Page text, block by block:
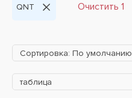
QNT Очистить 1
Сортировка: По умолчанию
таблица